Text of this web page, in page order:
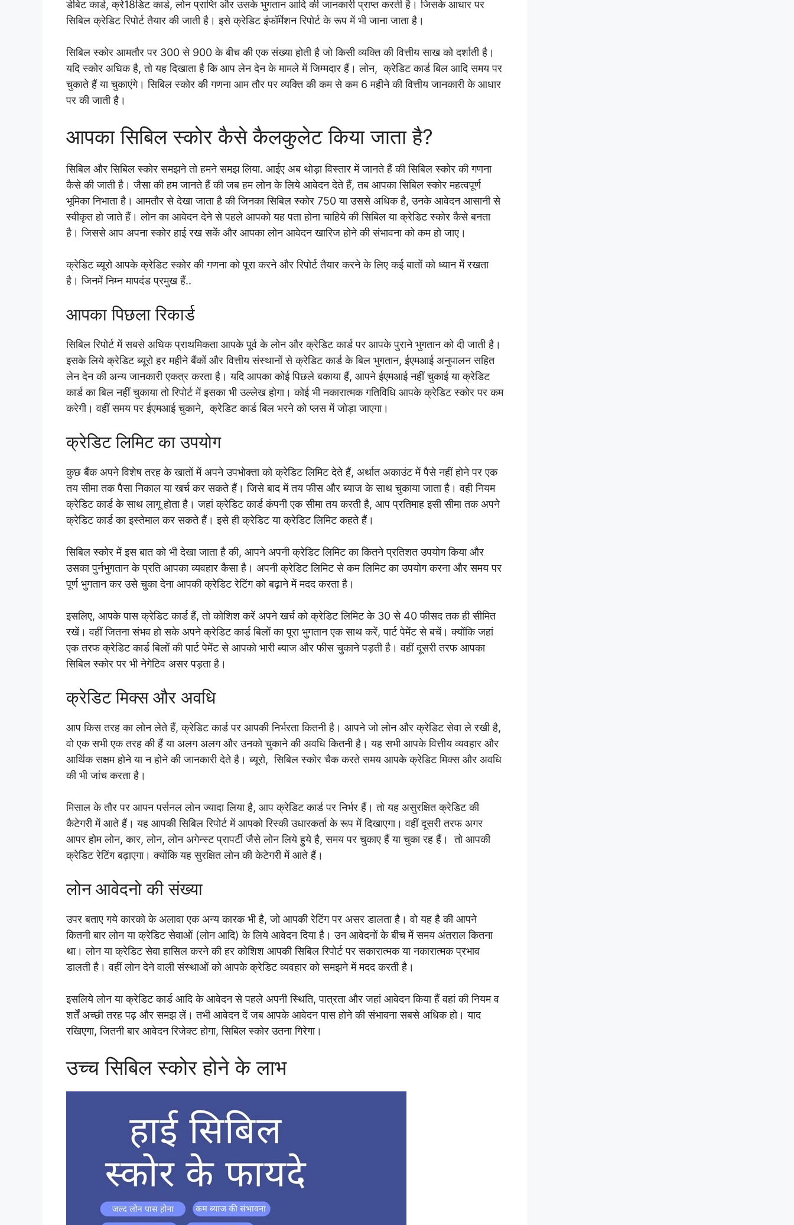
डेबिट कार्ड, क्रे18डिट कार्ड, लोन प्राप्ति और उसके भुगतान आदि की जानकारी प्राप्त करती है। जिसके आधार पर
सिबिल क्रेडिट रिपोर्ट तैयार की जाती है। इसे क्रेडिट इंफॉर्मेशन रिपोर्ट के रूप में भी जाना जाता है।
सिबिल स्कोर आमतौर पर 300 से 900 के बीच की एक संख्या होती है जो किसी व्यक्ति की वित्तीय साख को दर्शाती है।
यदि स्कोर अधिक है, तो यह दिखाता है कि आप लेन देन के मामले में जिम्मदार हैं। लोन, क्रेडिट कार्ड बिल आदि समय पर
चुकाते हैं या चुकाएंगे। सिबिल स्कोर की गणना आम तौर पर व्यक्ति की कम से कम 6 महीने की वित्तीय जानकारी के आधार
पर की जाती है।
आपका सिबिल स्कोर कैसे कैलकुलेट किया जाता है?
सिबिल और सिबिल स्कोर समझने तो हमने समझ लिया. आईए अब थोड़ा विस्तार में जानते हैं की सिबिल स्कोर की गणना
कैसे की जाती है। जैसा की हम जानते हैं की जब हम लोन के लिये आवेदन देते हैं, तब आपका सिबिल स्कोर महत्वपूर्ण
भूमिका निभाता है। आमतौर से देखा जाता है की जिनका सिबिल स्कोर 750 या उससे अधिक है, उनके आवेदन आसानी से
स्वीकृत हो जाते हैं। लोन का आवेदन देने से पहले आपको यह पता होना चाहिये की सिबिल या क्रेडिट स्कोर कैसे बनता
है। जिससे आप अपना स्कोर हाई रख सकें और आपका लोन आवेदन खारिज होने की संभावना को कम हो जाए।
क्रेडिट ब्यूरो आपके क्रेडिट स्कोर की गणना को पूरा करने और रिपोर्ट तैयार करने के लिए कई बातों को ध्यान में रखता
है। जिनमें निम्न मापदंड प्रमुख हैं..
आपका पिछला रिकार्ड
सिबिल रिपोर्ट में सबसे अधिक प्राथमिकता आपके पूर्व के लोन और क्रेडिट कार्ड पर आपके पुराने भुगतान को दी जाती है।
इसके लिये क्रेडिट ब्यूरो हर महीने बैंकों और वित्तीय संस्थानों से क्रेडिट कार्ड के बिल भुगतान, ईएमआई अनुपालन सहित
लेन देन की अन्य जानकारी एकत्र करता है। यदि आपका कोई पिछले बकाया हैं, आपने ईएमआई नहीं चुकाई या क्रेडिट
कार्ड का बिल नहीं चुकाया तो रिपोर्ट में इसका भी उल्लेख होगा। कोई भी नकारात्मक गतिविधि आपके क्रेडिट स्कोर पर कम
करेगी। वहीं समय पर ईएमआई चुकाने, क्रेडिट कार्ड बिल भरने को प्लस में जोड़ा जाएगा।
क्रेडिट लिमिट का उपयोग
कुछ बैंक अपने विशेष तरह के खातों में अपने उपभोक्ता को क्रेडिट लिमिट देते हैं, अर्थात अकाउंट में पैसे नहीं होने पर एक
तय सीमा तक पैसा निकाल या खर्च कर सकते हैं। जिसे बाद में तय फीस और ब्याज के साथ चुकाया जाता है। वही नियम
क्रेडिट कार्ड के साथ लागू होता है। जहां क्रेडिट कार्ड कंपनी एक सीमा तय करती है, आप प्रतिमाह इसी सीमा तक अपने
क्रेडिट कार्ड का इस्तेमाल कर सकते हैं। इसे ही क्रेडिट या क्रेडिट लिमिट कहते हैं।
सिबिल स्कोर में इस बात को भी देखा जाता है की, आपने अपनी क्रेडिट लिमिट का कितने प्रतिशत उपयोग किया और
उसका पुर्नभुगतान के प्रति आपका व्यवहार कैसा है। अपनी क्रेडिट लिमिट से कम लिमिट का उपयोग करना और समय पर
पूर्ण भुगतान कर उसे चुका देना आपकी क्रेडिट रेटिंग को बढ़ाने में मदद करता है।
इसलिए, आपके पास क्रेडिट कार्ड हैं, तो कोशिश करें अपने खर्च को क्रेडिट लिमिट के 30 से 40 फीसद तक ही सीमित
रखें। वहीं जितना संभव हो सके अपने क्रेडिट कार्ड बिलों का पूरा भुगतान एक साथ करें, पार्ट पेमेंट से बचें। क्योंकि जहां
एक तरफ क्रेडिट कार्ड बिलों की पार्ट पेमेंट से आपको भारी ब्याज और फीस चुकाने पड़ती है। वहीं दूसरी तरफ आपका
सिबिल स्कोर पर भी नेगेटिव असर पड़ता है।
क्रेडिट मिक्स और अवधि
आप किस तरह का लोन लेते हैं, क्रेडिट कार्ड पर आपकी निर्भरता कितनी है। आपने जो लोन और क्रेडिट सेवा ले रखी है,
वो एक सभी एक तरह की हैं या अलग अलग और उनको चुकाने की अवधि कितनी है। यह सभी आपके वित्तीय व्यवहार और
आर्थिक सक्षम होने या न होने की जानकारी देते है। ब्यूरो, सिबिल स्कोर चैक करते समय आपके क्रेडिट मिक्स और अवधि
की भी जांच करता है।
मिसाल के तौर पर आपन पर्सनल लोन ज्यादा लिया है, आप क्रेडिट कार्ड पर निर्भर हैं। तो यह असुरक्षित क्रेडिट की
कैटेगरी में आते हैं। यह आपकी सिबिल रिपोर्ट में आपको रिस्की उधारकर्ता के रूप में दिखाएगा। वहीं दूसरी तरफ अगर
आपर होम लोन, कार, लोन, लोन अगेन्स्ट प्रापर्टी जैसे लोन लिये हुये है, समय पर चुकाए हैं या चुका रह हैं। तो आपकी
क्रेडिट रेटिंग बढ़ाएगा। क्योंकि यह सुरक्षित लोन की केटेगरी में आते हैं।
लोन आवेदनो की संख्या
उपर बताए गये कारको के अलावा एक अन्य कारक भी है, जो आपकी रेटिंग पर असर डालता है। वो यह है की आपने
कितनी बार लोन या क्रेडिट सेवाओं (लोन आदि) के लिये आवेदन दिया है। उन आवेदनों के बीच में समय अंतराल कितना
था। लोन या क्रेडिट सेवा हासिल करने की हर कोशिश आपकी सिबिल रिपोर्ट पर सकारात्मक या नकारात्मक प्रभाव
डालती है। वहीं लोन देने वाली संस्थाओं को आपके क्रेडिट व्यवहार को समझने में मदद करती है।
इसलिये लोन या क्रेडिट कार्ड आदि के आवेदन से पहले अपनी स्थिति, पात्रता और जहां आवेदन किया हैं वहां की नियम व
शर्तें अच्छी तरह पढ़ और समझ लें। तभी आवेदन दें जब आपके आवेदन पास होने की संभावना सबसे अधिक हो। याद
रखिएगा, जितनी बार आवेदन रिजेक्ट होगा, सिबिल स्कोर उतना गिरेगा।
उच्च सिबिल स्कोर होने के लाभ